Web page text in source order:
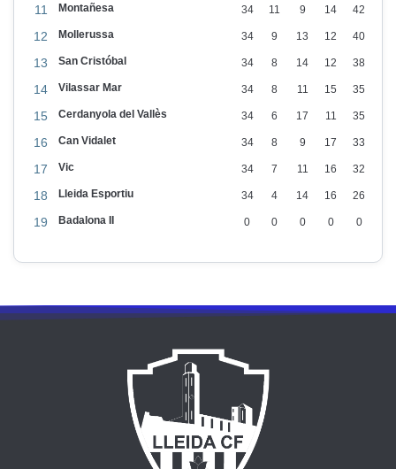
11 Montañesa 34 11 9 14 42
12 Mollerussa 34 9 13 12 40
13 San Cristóbal 34 8 14 12 38
14 Vilassar Mar 34 8 11 15 35
15 Cerdanyola del Vallès 34 6 17 11 35
16 Can Vidalet 34 8 9 17 33
17 Vic 34 7 11 16 32
18 Lleida Esportiu 34 4 14 16 26
19 Badalona II 0 0 0 0 0